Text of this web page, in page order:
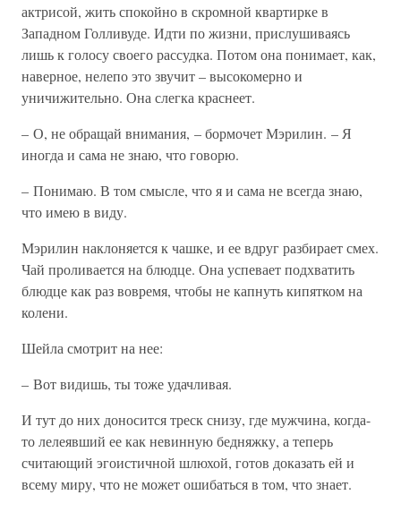
актрисой, жить спокойно в скромной квартирке в
Западном Голливуде. Идти по жизни, прислушиваясь
лишь к голосу своего рассудка. Потом она понимает, как,
наверное, нелепо это звучит – высокомерно и
уничижительно. Она слегка краснеет.
– О, не обращай внимания, – бормочет Мэрилин. – Я
иногда и сама не знаю, что говорю.
– Понимаю. В том смысле, что я и сама не всегда знаю,
что имею в виду.
Мэрилин наклоняется к чашке, и ее вдруг разбирает смех.
Чай проливается на блюдце. Она успевает подхватить
блюдце как раз вовремя, чтобы не капнуть кипятком на
колени.
Шейла смотрит на нее:
– Вот видишь, ты тоже удачливая.
И тут до них доносится треск снизу, где мужчина, когда-
то лелеявший ее как невинную бедняжку, а теперь
считающий эгоистичной шлюхой, готов доказать ей и
всему миру, что не может ошибаться в том, что знает.